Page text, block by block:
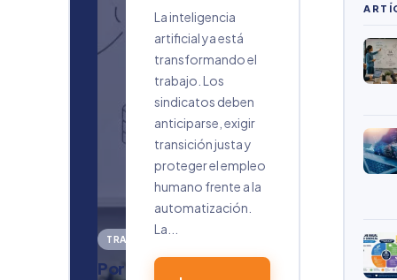
TRABAJO
Por qué
La inteligencia
artificial ya está
transformando el
trabajo. Los
sindicatos deben
anticiparse, exigir
transición justa y
proteger el empleo
humano frente a la
automatización.
La...